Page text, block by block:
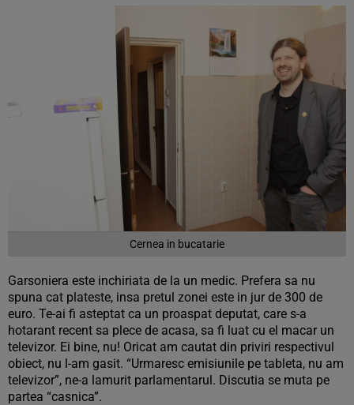
Cernea in bucatarie
Garsoniera este inchiriata de la un medic. Prefera sa nu
spuna cat plateste, insa pretul zonei este in jur de 300 de
euro. Te-ai fi asteptat ca un proaspat deputat, care s-a
hotarant recent sa plece de acasa, sa fi luat cu el macar un
televizor. Ei bine, nu! Oricat am cautat din priviri respectivul
obiect, nu l-am gasit. “Urmaresc emisiunile pe tableta, nu am
televizor”, ne-a lamurit parlamentarul. Discutia se muta pe
partea “casnica”.